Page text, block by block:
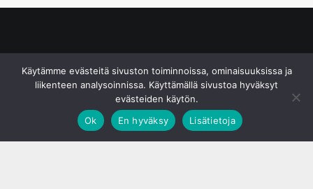
Käytämme evästeitä sivuston toiminnoissa, ominaisuuksissa ja
liikenteen analysoinnissa. Käyttämällä sivustoa hyväksyt
evästeiden käytön.
Ok
En hyväksy Lisätietoja